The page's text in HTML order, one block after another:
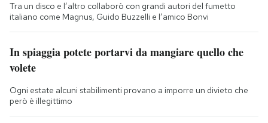
Tra un disco e l’altro collaborò con grandi autori del fumetto
italiano come Magnus, Guido Buzzelli e l’amico Bonvi
In spiaggia potete portarvi da mangiare quello che
volete
Ogni estate alcuni stabilimenti provano a imporre un divieto che
però è illegittimo